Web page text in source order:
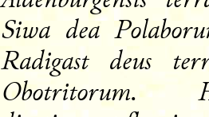
Siwa dea
Radigast deus
Obotritorum.